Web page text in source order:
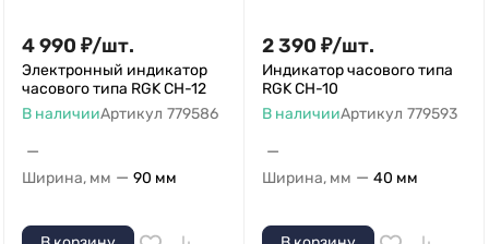
4 990 ₽/шт.
Электронный индикатор
часового типа RGK CH-12
В наличииАртикул 779586
—
Ширина, мм — 90 мм
2 390 ₽/шт.
Индикатор часового типа
RGK CH-10
В наличииАртикул 779593
—
Ширина, мм — 40 мм